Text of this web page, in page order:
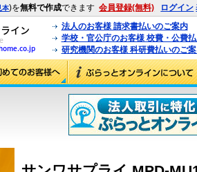
本)を無料で作成できます 会員登録(無料) ログイン
法人のお客様 請求書払いのご案内
学校・官公庁のお客様 校費・公費
研究機関のお客様 科研費払いのご